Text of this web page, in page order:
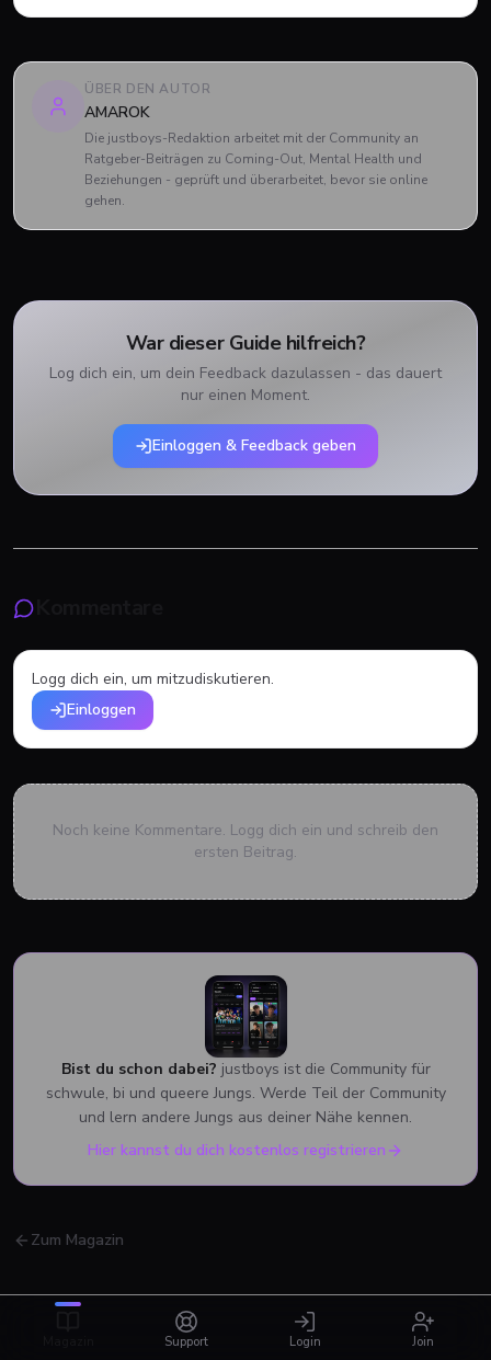
ÜBER DEN AUTOR
AMAROK
Die justboys-Redaktion arbeitet mit der Community an
Ratgeber-Beiträgen zu Coming-Out, Mental Health und
Beziehungen - geprüft und überarbeitet, bevor sie online
gehen.
War dieser Guide hilfreich?
Log dich ein, um dein Feedback dazulassen - das dauert
nur einen Moment.
Einloggen & Feedback geben
Logg dich ein, um mitzudiskutieren.
Einloggen
Noch keine Kommentare. Logg dich ein und schreib den
ersten Beitrag.
Bist du schon dabei? justboys ist die Community für
schwule, bi und queere Jungs. Werde Teil der Community
und lern andere Jungs aus deiner Nähe kennen.
Hier kannst du dich kostenlos registrieren
Zum Magazin
Support Login Join